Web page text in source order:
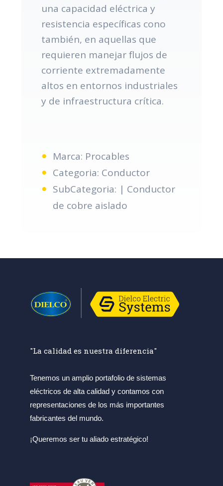
una capacidad eléctrica y
resistencia específicas cono
también, en aquellas que
requieren manejar flujos de
corriente extremadamente
altos en entornos industriales
y de infraestructura crítica.
Marca: Procables
Categoria: Conductor
SubCategoria: | Conductor
de cobre aislado
"La calidad es nuestra diferencia"
Tenemos un amplio portafolio de sistemas
eléctricos de alta calidad y contamos con
representaciones de los más importantes
fabricantes del mundo.
¡Queremos ser tu aliado estratégico!